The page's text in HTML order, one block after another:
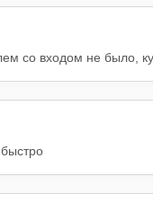
со входом не было,